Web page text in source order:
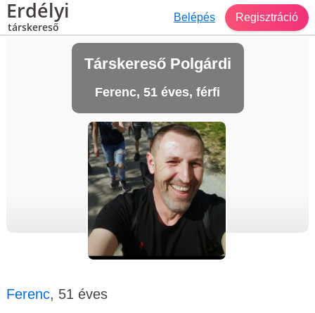
Erdélyi
társkereső
Belépés Regisztráció
Társkereső Polgárdi
Ferenc, 51 éves, férfi
Ferenc, 51 éves